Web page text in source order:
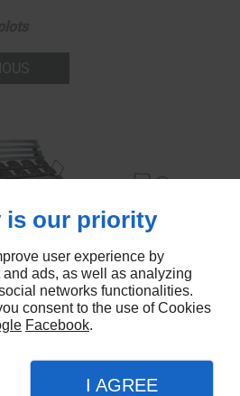
is our priority
user experience by
ads, as well as analyzing
networks functionalities.
consent to the use of Cookies
Facebook.
I AGREE